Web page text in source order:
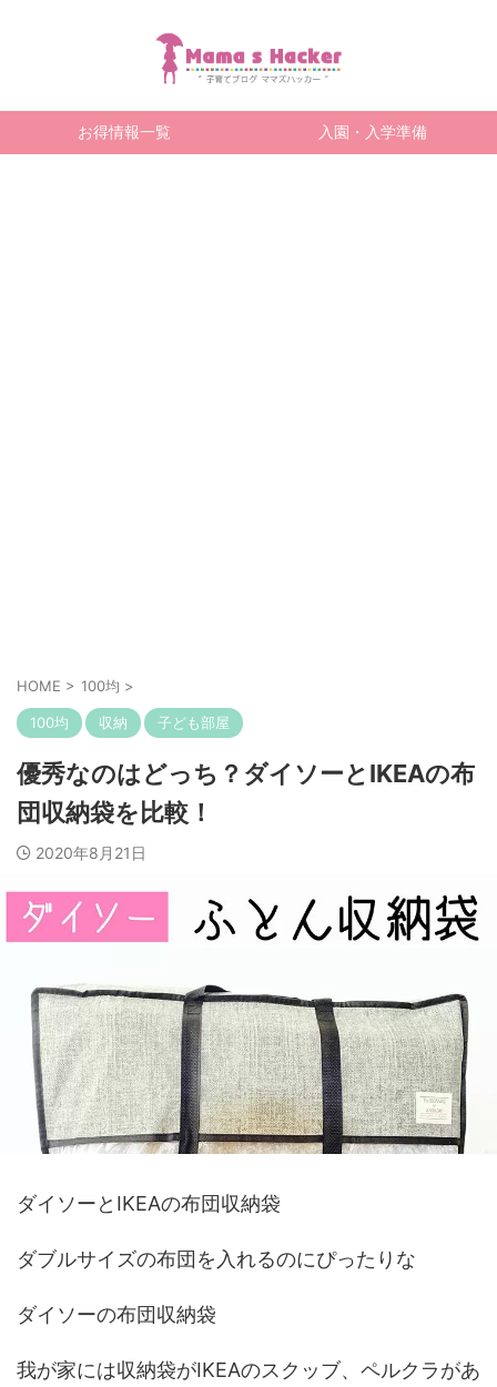
お得情報一覧 入園・入学準備
HOME > 100均 >
100均 収納 子ども部屋
優秀なのはどっち？ダイソーとIKEAの布
団収納袋を比較！
2020年8月21日
ダイソーとIKEAの布団収納袋
ダブルサイズの布団を入れるのにぴったりな
ダイソーの布団収納袋
我が家には収納袋がIKEAのスクッブ、ペルクラがあ